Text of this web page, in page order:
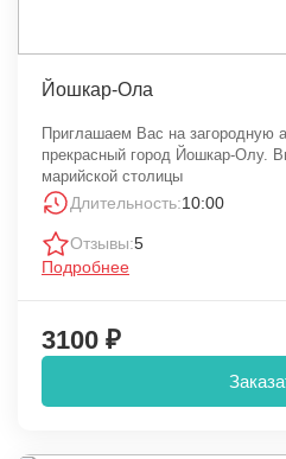
Йошкар-Ола
Приглашаем Вас на загородную
прекрасный город Йошкар-Олу.
марийской столицы
Длительность:10:00
Отзывы:5
Подробнее
3100 ₽